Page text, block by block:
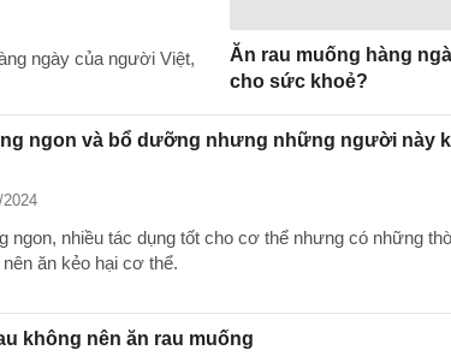
ngày của người Việt,
Ăn rau muống hàng
cho sức khoẻ?
ngon và bổ dưỡng nhưng những người này
ngon, nhiều tác dụng tốt cho cơ thể nhưng có những
ăn kẻo hại cơ thể.
không nên ăn rau muống